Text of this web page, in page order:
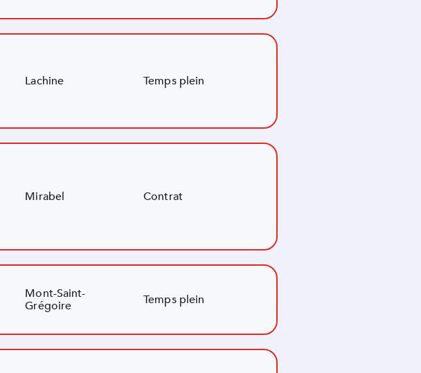
Lachine Temps plein
Mirabel Contrat
Mont-Saint-
Grégoire
Temps plein